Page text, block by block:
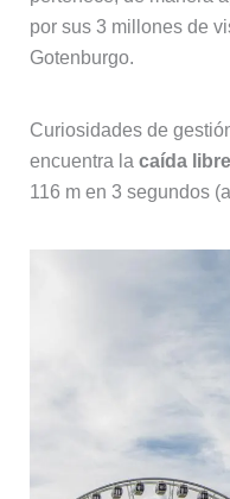
por sus 3 millones de
Gotenburgo.
Curiosidades de
encuentra la caída
116 m en 3 segundos